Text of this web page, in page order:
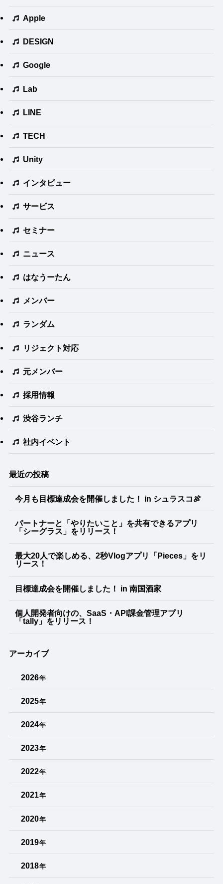
Apple
DESIGN
Google
Lab
LINE
TECH
Unity
インタビュー
サービス
セミナー
ニュース
はなうーたん
メンバー
ランダム
リジェクト対応
元メンバー
採用情報
渋谷ランチ
社内イベント
最近の投稿
今月も目標達成会を開催しました！ in シュラスコ🍖
パートナーと「やりたいこと」を共有できるアプリ
「シーグラス」をリリース！
最大20人で楽しめる、2秒Vlogアプリ「Pieces」をリ
リース！
目標達成会を開催しました！ in 南国酒家
個人開発者向けの、SaaS・API課金管理アプリ
「tally」をリリース！
アーカイブ
2026年
2025年
2024年
2023年
2022年
2021年
2020年
2019年
2018年